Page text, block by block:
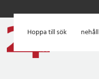
Hoppa till huvudinnehåll
Hoppa till sök